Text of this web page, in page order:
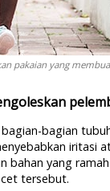
pakaian yang
bagian
iritasi
bahan yang
tersebut.